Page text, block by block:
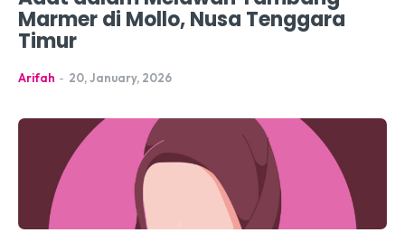
Marmer di Mollo, Nusa Tenggara
Timur
Arifah - 20, January, 2026